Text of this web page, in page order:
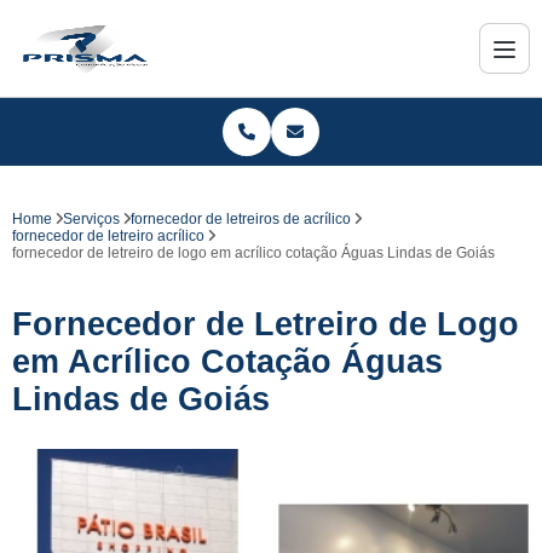
Home Serviços
fornecedor de letreiros de acrílico
fornecedor de letreiro acrílico
fornecedor de letreiro de logo em acrílico cotação Águas Lindas de Goiás
Fornecedor de Letreiro de Logo
em Acrílico Cotação Águas
Lindas de Goiás